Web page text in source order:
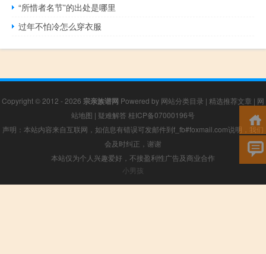
“所惜者名节”的出处是哪里
过年不怕冷怎么穿衣服
Copyright © 2012 - 2026 宗亲族谱网 Powered by 网站分类目录 | 精选推荐文章 | 网
站地图 | 疑难解答 桂ICP备07000196号
声明：本站内容来自互联网，如信息有错误可发邮件到f_fb#foxmail.com说明，我们
会及时纠正，谢谢
本站仅为个人兴趣爱好，不接盈利性广告及商业合作
小男孩